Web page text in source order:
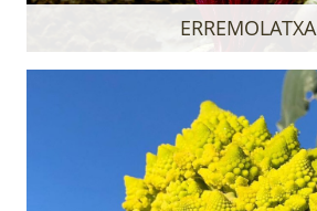
ERREMOLATXA